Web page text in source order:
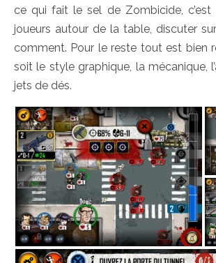
ce qui fait le sel de Zombicide, c’est
joueurs autour de la table, discuter
comment. Pour le reste tout est bien
soit le style graphique, la mécanique,
jets de dés.